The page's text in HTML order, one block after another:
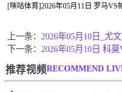
[咪咕体育]2026年05月11日 罗马VS
上一条： 2026年05月10日_尤
下一条： 2026年05月10日 科
推荐视频RECOMMEND